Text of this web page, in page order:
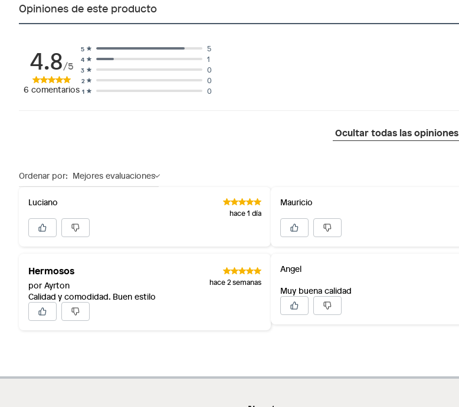
Opiniones de este producto
4.8/5
6 comentarios 1 0
2 0
3 0
4 1
5 5
Ocultar todas las opiniones
Ordenar por: Mejores evaluaciones
Luciano
hace 1 día
Hermosos
por Ayrton hace 2 semanas
Calidad y comodidad. Buen estilo
Mauricio
Angel
Muy buena calidad